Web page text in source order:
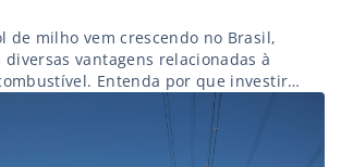
de milho vem crescendo no Brasil,
diversas vantagens relacionadas à
Entenda por que investir
limpa pode ser uma opção rentável